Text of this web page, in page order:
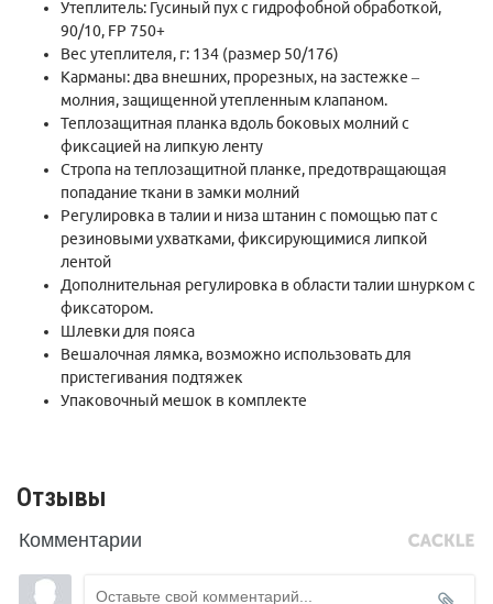
утепления в условиях сильного мороза и ветра, так и под
базовый лагерь.
Утеплитель: Гусиный пух с гидрофобной обработкой,
90/10, FP 750+
Вес утеплителя, г: 134 (размер 50/176)
Карманы: два внешних, прорезных, на застежке –
молния, защищенной утепленным клапаном.
Теплозащитная планка вдоль боковых молний с
фиксацией на липкую ленту
Стропа на теплозащитной планке, предотвращающая
попадание ткани в замки молний
Регулировка в талии и низа штанин с помощью пат с
резиновыми ухватками, фиксирующимися липкой
лентой
Дополнительная регулировка в области талии шнурком с
фиксатором.
Шлевки для пояса
Вешалочная лямка, возможно использовать для
пристегивания подтяжек
Упаковочный мешок в комплекте
Отзывы
Комментарии